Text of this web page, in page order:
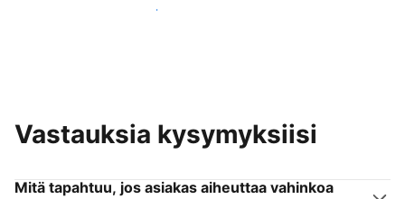
Liity kaltaistesi majoittajien joukkoon
Vastauksia kysymyksiisi
Mitä tapahtuu, jos asiakas aiheuttaa vahinkoa